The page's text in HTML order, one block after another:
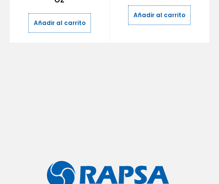
Añadir al carrito
Añadir al carrito